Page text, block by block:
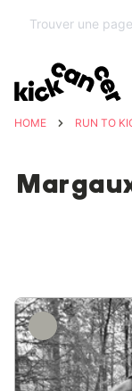
HOME RUN TO